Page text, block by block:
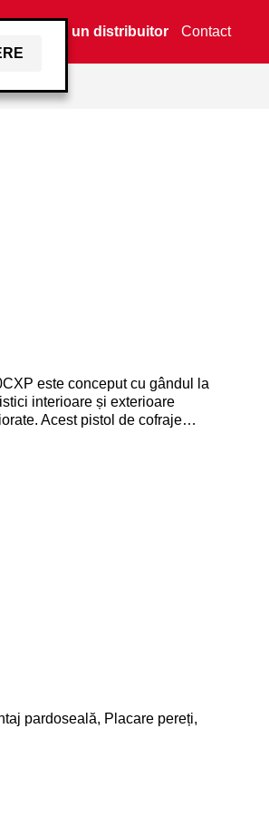
Găsiți un distribuitor Contact
este conceput cu gândul la
interioare și exterioare
Acest pistol de cofraje
scurtă, la 34 de grade, în
Instalează o gamă largă de
realiza practic orice lucrare.
pardoseală, Placare pereți,